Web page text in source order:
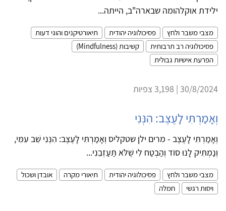
ילידת אוקלהומה שבארה"ב, הייתה...
מצבי משבר ולחץ פסיכולוגיה יהודית
תיאורטיקנים והוגי דעות
פסיכולוגיה רב תרבותית
קשיבות (Mindfulness)
הפרעת אישיות גבולית
30/8/2024 | 3,198 צפיות
וְאָמַרְתִּי לָעֶצֶב: הִנְּנִי
וְאָמַרְתִּי לָעֶצֶב - מרים ילן שטקליס וְאָמַרְתִּי לָעֶצֶב: הִנְּנִי שֵׁב עִמִּי,
וְנַמְתִּיק לָנוּ סוֹד וְהַבְטַח לִי שֶׁלֹּא תַּעַזְבֵנִי...
מצבי משבר ולחץ פסיכולוגיה יהודית תיאורי מקרה
אובדן ושכול
ויסות רגשי
חמלה